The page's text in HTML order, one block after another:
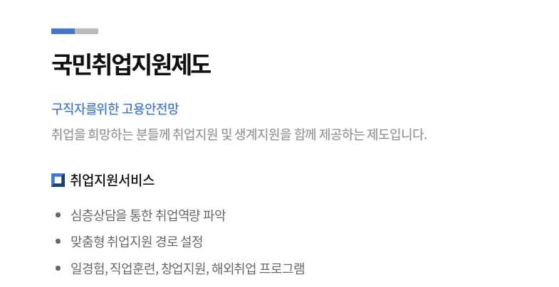
국민취업지원제도
구직자를위한 고용안전망
취업을 희망하는 분들께 취업지원 및 생계지원을 함께 제공하는 제도입니다.
취업지원서비스
심층상담을 통한 취업역량 파악
맞춤형 취업지원 경로 설정
일경험, 직업훈련, 창업지원, 해외취업 프로그램